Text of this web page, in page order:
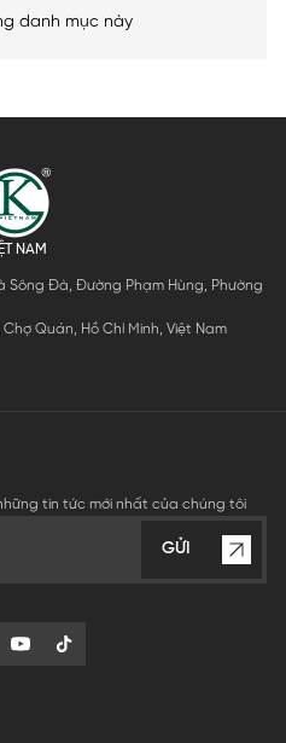
danh mục này
NAM
Sông Đà, Đường Phạm Hùng, Phường
Quán, Hồ Chí Minh, Việt Nam
tin tức mới nhất của chúng tôi
GỬI